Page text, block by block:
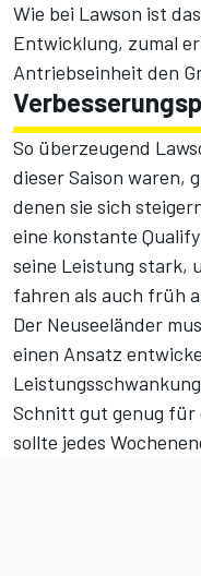
Wie bei Lawson ist
Entwicklung, zumal
Antriebseinheit den
So überzeugend
dieser Saison waren,
denen sie sich
eine konstante
seine Leistung stark,
fahren als auch früh
Der Neuseeländer
einen Ansatz
Schnitt gut genug für
sollte jedes